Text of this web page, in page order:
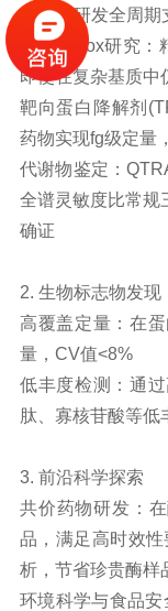
1. 药物研发全周期
ADME-Tox研究
即使在复杂基质中
靶向蛋白降解剂
药物实现fg级定量
代谢物鉴定：
全谱灵敏度比常规
确证
2. 生物标志物发现
高覆盖定量：在
量，CV值<8%
低丰度检测：通
肽、寡核苷酸等低
3. 前沿科学探索
共价药物研发：
品，满足高时效
析，节省珍贵酶样
环境科学与食品